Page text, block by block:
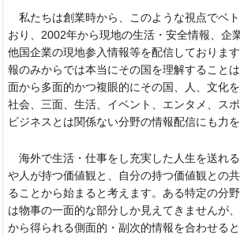
私たちは創業時から、このような視点でベ
おり、2002年から現地の生活・安全情報、企
他国企業の現地参入情報等を配信しておりま
報のみからでは本当にその国を理解すること
面から多面的かつ複眼的にその国、人、文化を
社会、三面、生活、イベント、エンタメ、ス
ビジネスとは関係ない分野の情報配信にも力を
海外で生活・仕事をし充実した人生を送れ
や人が持つ価値観と、自分の持つ価値観との
ることから始まると考えます。ある特定の分
は物事の一面的な部分しか見えてきませんが
から得られる側面的・副次的情報を合わせると